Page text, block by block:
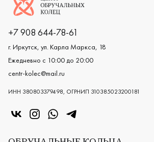
+7 908 644-78-61
г. Иркутск, ул. Карла Маркса, 18
Ежедневно с 10:00 до 20:00
centr-kolec@mail.ru
ИНН 380803379498, ОГРНИП 310385023200181
«Центр колец» в VK
«Центр колец» в Instagram
«Центр колец» в Whatsapp
«Центр колец» в Telegram